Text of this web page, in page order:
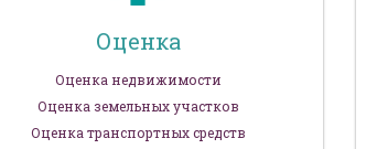
Оценка
Оценка недвижимости
Оценка земельных участков
Оценка транспортных средств